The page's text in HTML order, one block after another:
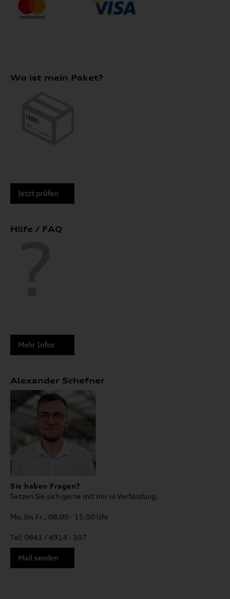
Wo ist mein Paket?
Jetzt prüfen
Hilfe / FAQ
Mehr Infos
Alexander Schefner
Sie haben Fragen?
Setzen Sie sich gerne mit mir in Verbindung.
Mo. bis Fr.: 08.00 - 15.00 Uhr
Tel: 0841 / 4914 - 307
Mail senden